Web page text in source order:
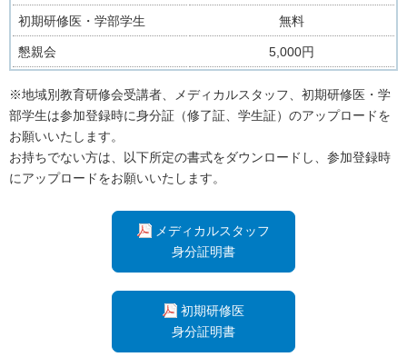
初期研修医・学部学生 無料
懇親会 5,000円
※地域別教育研修会受講者、メディカルスタッフ、初期研修医・学
部学生は参加登録時に身分証（修了証、学生証）のアップロードを
お願いいたします。
お持ちでない方は、以下所定の書式をダウンロードし、参加登録時
にアップロードをお願いいたします。
メディカルスタッフ
身分証明書
初期研修医
身分証明書